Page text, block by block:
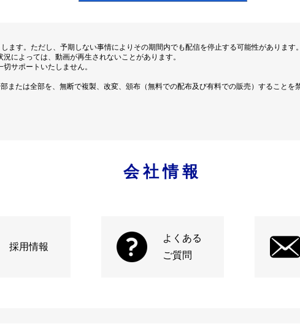
ます。ただし、予期しない事情によりその期間内でも配信を停止する可能性があります。
によっては、動画が再生されないことがあります。
サポートいたしません。
または全部を、無断で複製、改変、頒布（無料での配布及び有料での販売）することを
会社情報
採用情報
よくある
ご質問